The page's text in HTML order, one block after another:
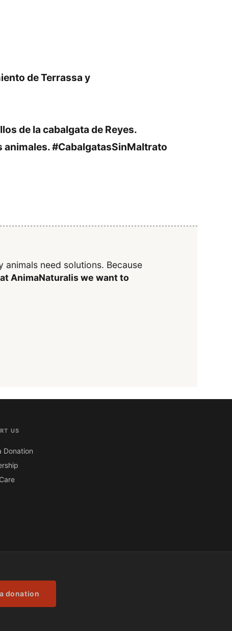
de Terrassa y
de la cabalgata de Reyes.
animales. #CabalgatasSinMaltrato
need solutions. Because
AnimaNaturalis we want to
US
Donation
donation